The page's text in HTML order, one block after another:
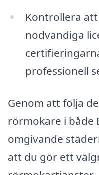
Kontrollera
nödvändiga
professionell
Genom att följa
rörmokare i både
omgivande
att du gör ett